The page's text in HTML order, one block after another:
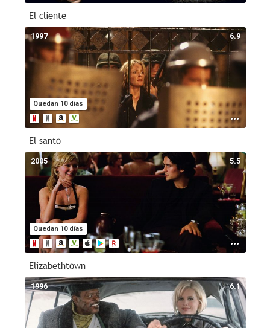
El cliente
6.9
Quedan 10 días
1997
El santo
5.5
Quedan 10 días
2005
Elizabethtown
6.1
1996